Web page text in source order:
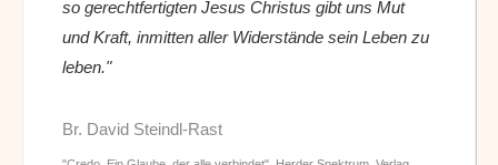
so gerechtfertigten Jesus Christus gibt uns Mut
und Kraft, inmitten aller Widerstände sein Leben zu
leben."
Br. David Steindl-Rast